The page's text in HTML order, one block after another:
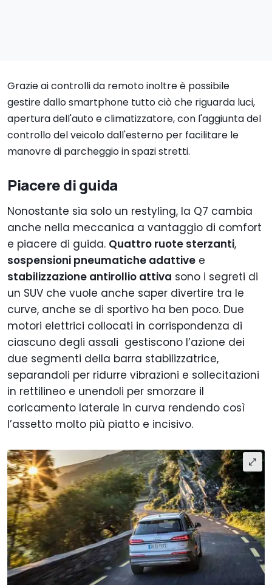
Grazie ai controlli da remoto inoltre è possibile
gestire dallo smartphone tutto ciò che riguarda luci,
apertura dell'auto e climatizzatore, con l'aggiunta del
controllo del veicolo dall'esterno per facilitare le
manovre di parcheggio in spazi stretti.
Piacere di guida
Nonostante sia solo un restyling, la Q7 cambia
anche nella meccanica a vantaggio di comfort
e piacere di guida. Quattro ruote sterzanti,
sospensioni pneumatiche adattive e
stabilizzazione antirollio attiva sono i segreti di
un SUV che vuole anche saper divertire tra le
curve, anche se di sportivo ha ben poco. Due
motori elettrici collocati in corrispondenza di
ciascuno degli assali gestiscono l’azione dei
due segmenti della barra stabilizzatrice,
separandoli per ridurre vibrazioni e sollecitazioni
in rettilineo e unendoli per smorzare il
coricamento laterale in curva rendendo così
l’assetto molto più piatto e incisivo.